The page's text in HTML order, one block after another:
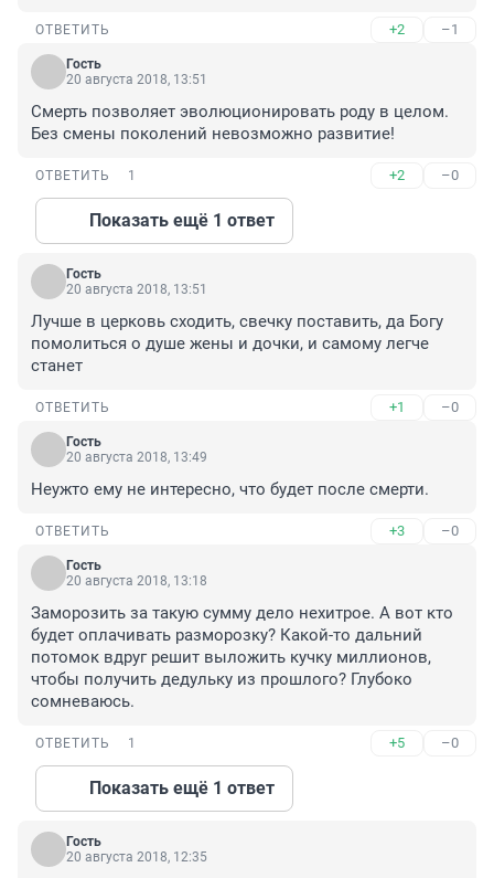
ОТВЕТИТЬ +2 –1
Гость
20 августа 2018, 13:51
Смерть позволяет эволюционировать роду в целом.
Без смены поколений невозможно развитие!
ОТВЕТИТЬ 1 +2 –0
Показать ещё 1 ответ
Гость
20 августа 2018, 13:51
Лучше в церковь сходить, свечку поставить, да Богу
помолиться о душе жены и дочки, и самому легче
станет
ОТВЕТИТЬ +1 –0
Гость
20 августа 2018, 13:49
Неужто ему не интересно, что будет после смерти.
ОТВЕТИТЬ +3 –0
Гость
20 августа 2018, 13:18
Заморозить за такую сумму дело нехитрое. А вот кто
будет оплачивать разморозку? Какой-то дальний
потомок вдруг решит выложить кучку миллионов,
чтобы получить дедульку из прошлого? Глубоко
сомневаюсь.
ОТВЕТИТЬ 1 +5 –0
Показать ещё 1 ответ
Гость
20 августа 2018, 12:35